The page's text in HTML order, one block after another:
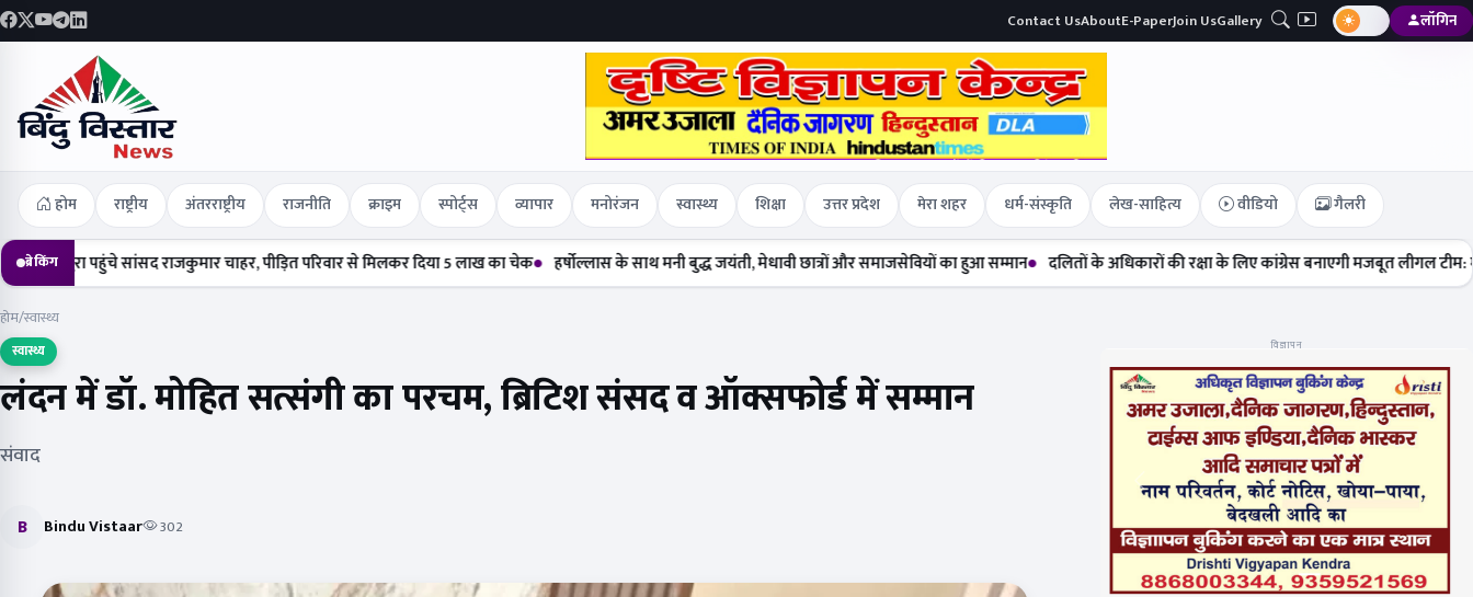
Contact UsAboutE-PaperJoin UsGallery लॉगिन
होम राष्ट्रीय अंतरराष्ट्रीय राजनीति क्राइम स्पोर्ट्स व्यापार मनोरंजन स्वास्थ्य शिक्षा उत्तर प्रदेश मेरा शहर धर्म-संस्कृति लेख-साहित्य वीडियो गैलरी
ब्रेकिंग
पहुंचे सांसद राजकुमार चाहर, पीड़ित परिवार से मिलकर दिया 5 लाख का चेक हर्षोल्लास के साथ मनी बुद्ध जयंती, मेधावी छात्रों और समाजसेवियों का हुआ सम्मान दलितों के अधिकारों की रक्षा के लिए कांग्रेस बनाएगी मजबूत लीगल टीम: मेघा सेहरा
होम/स्वास्थ्य
स्वास्थ्य
लंदन में डॉ. मोहित सत्संगी का परचम, ब्रिटिश संसद व ऑक्सफोर्ड में सम्मान
संवाद
B Bindu Vistaar 302
विज्ञापन